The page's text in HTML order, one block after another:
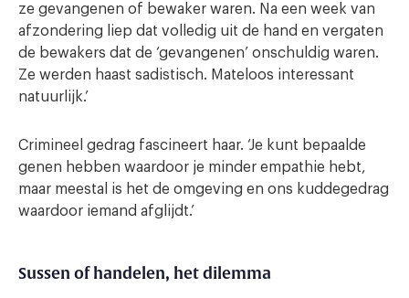
ze gevangenen of bewaker waren. Na een week van
afzondering liep dat volledig uit de hand en vergaten
de bewakers dat de ‘gevangenen’ onschuldig waren.
Ze werden haast sadistisch. Mateloos interessant
natuurlijk.’
Crimineel gedrag fascineert haar. ‘Je kunt bepaalde
genen hebben waardoor je minder empathie hebt,
maar meestal is het de omgeving en ons kuddegedrag
waardoor iemand afglijdt.’
Sussen of handelen, het dilemma